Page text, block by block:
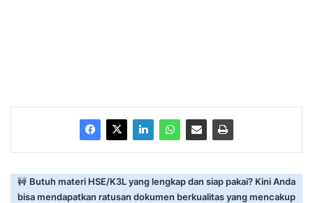
🚧 Butuh materi HSE/K3L yang lengkap dan siap pakai? Kini Anda
bisa mendapatkan ratusan dokumen berkualitas yang mencakup